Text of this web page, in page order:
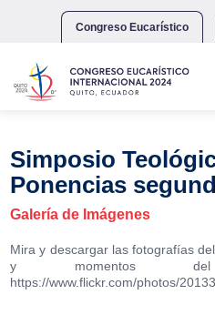
Congreso Eucarístico
Simposio
Ponencias
Galería de Imágenes
Mira y descargar las fotografías
y momentos
https://www.flickr.com/photos/